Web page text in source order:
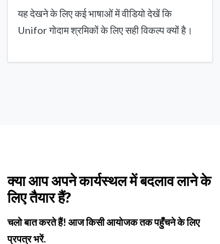
यह देखने के लिए कई भाषाओं में वीडियो देखें कि
Unifor गोदाम श्रमिकों के लिए सही विकल्प क्यों है।
क्या आप अपने कार्यस्थल में बदलाव लाने के
लिए तैयार हैं?
चलो बात करते हैं! आज किसी आयोजक तक पहुँचने के लिए
प्रपत्र भरें.